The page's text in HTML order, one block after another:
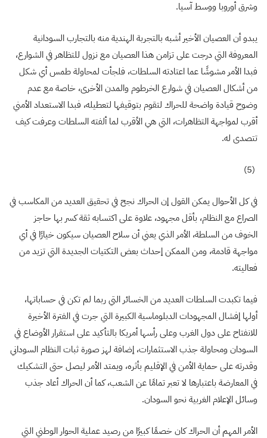
وشرق أوروبا ووسط آسيا.
يبدو أن العصيان الأخير أشبه بالتجربة الهندية منه بالتجارب السودانية
المعروفة التي درجت على تزامن هذا العصيان مع نزول للتظاهر في الشوارع،
فبدا الأمر مشوشًا عما اعتادته السلطات، فلجأت لمحاولة طمس أي شكل
من أشكال العصيان في شوارع الخرطوم والمدن الأخرى، خاصة مع عدم
وضوح قيادة واضحة للحراك لتقوم بتوقيفها لتعطيله، فبدا الاستعداد الأمني
أقرب لمواجهة التظاهرات، التي هي الأقرب لما ألفته السلطات وعرفت كيف
تتصدى له.
(5)
في كل الأحوال يمكن القول إن الحراك نجح في تحقيق العديد من المكاسب في
الصراع مع النظام، بأقل مجهود، علاوة على اكتسابه ثقة كسر بها حاجز
الخوف من السلطة، الأمر الذي يعني أن سلاح العصيان سيكون خيارًا في أي
مواجهة قادمة، ومن الممكن إحداث بعض التكتيات الجديدة التي تزيد من
فعاليته.
فيما تكبدت السلطات العديد من الخسائر التي ربما لم تكن في حساباتها،
أولها إفشال المجهودات الدبلوماسية الكبيرة التي جرت في الفترة الأخيرة
للانفتاح على دول الغرب وعلى رأسها أمريكا بالتأكيد على استقرار الأوضاع في
السودان ومحاولة جذب الاستثمارات، إضافة لهز صورة ثبات النظام السوداني
وقدرته على حماية الأمن في الإقليم بأثره، ويمتد الأمر ليصل حتى التشكيك
في المعارضة باعتبارها لا تعبر تمامًا عن الشعب، كما أن الحراك أعاد جذب
وسائل الإعلام الغربية نحو السودان.
الأمر المهم أن الحراك كان خصمًا كبيرًا من رصيد عملية الحوار الوطني التي